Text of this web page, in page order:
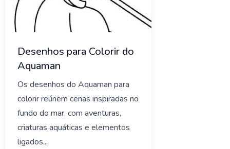
Desenhos para Colorir do
Aquaman
Os desenhos do Aquaman para
colorir reúnem cenas inspiradas no
fundo do mar, com aventuras,
criaturas aquáticas e elementos
ligados...